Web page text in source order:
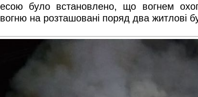
було встановлено, що вогнем
на розташовані поряд два житлові